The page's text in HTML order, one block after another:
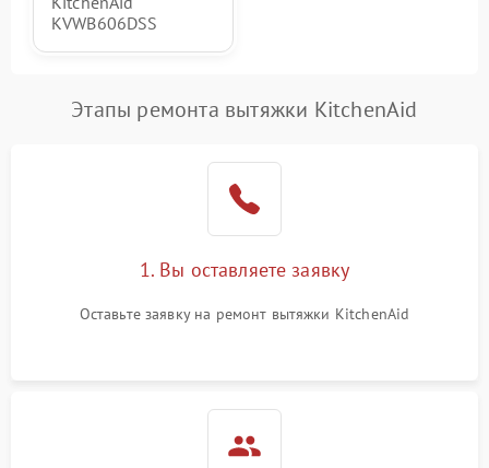
KVWB606DSS
Этапы ремонта вытяжки KitchenAid
1. Вы оставляете заявку
Оставьте заявку на ремонт вытяжки KitchenAid